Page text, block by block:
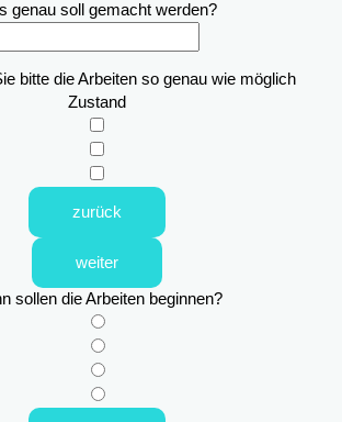
genau soll gemacht werden?
bitte die Arbeiten so genau wie möglich
Zustand
zurück
weiter
sollen die Arbeiten beginnen?